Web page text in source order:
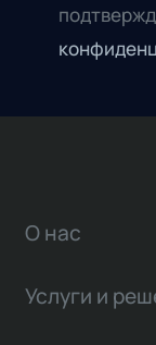
О нас
Услуги и